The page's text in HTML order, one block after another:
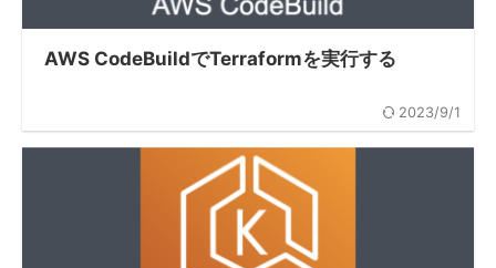
AWS CodeBuildでTerraformを実行する
2023/9/1